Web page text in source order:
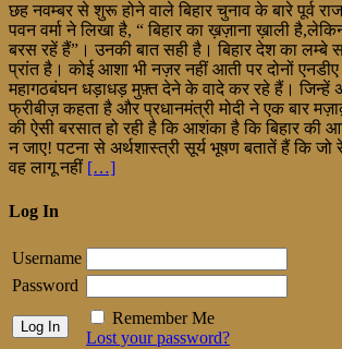
छह नवम्बर से शुरू होने वाले बिहार चुनाव के बारे पूर्व
पवन वर्मा ने लिखा है, “ बिहार का ख़ज़ाना ख़ाली
बरस रहें हैं”। उनकी बात सही है। बिहार देश का लम्बे
प्रांत है। कोई आशा भी नज़र नहीं आती पर दोनों एनडीए
महागठबंघन धड़ाधड़ मुफ़्त देने के वादे कर रहे हैं। जिन्हें
फ्रीबीज़ कहता है और प्रधानमंत्री मोदी ने एक बार
की ऐसी बरसात हो रही है कि आशंका है कि बिहार की
न जाए! पटना से अर्थशास्त्री सूर्य भूषण बतातें हैं कि जो
वह लागू नहीं […]
Log In
Username
Password
Remember Me
Lost your password?